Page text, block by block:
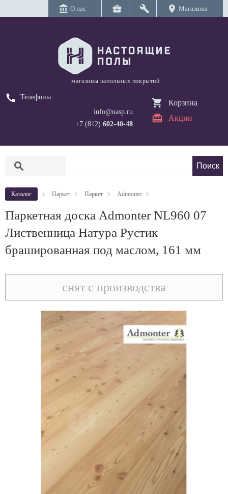
account_balance О нас business_center build location_on Магазины
магазины напольных покрытий
call
Телефоны:
info@nasp.ru
+7 (812) 602-40-48
Корзина
Акции
search
Каталог Паркет Паркет Admonter
Паркетная доска Admonter NL960 07
Лиственница Натура Рустик
брашированная под маслом, 161 мм
снят с производства